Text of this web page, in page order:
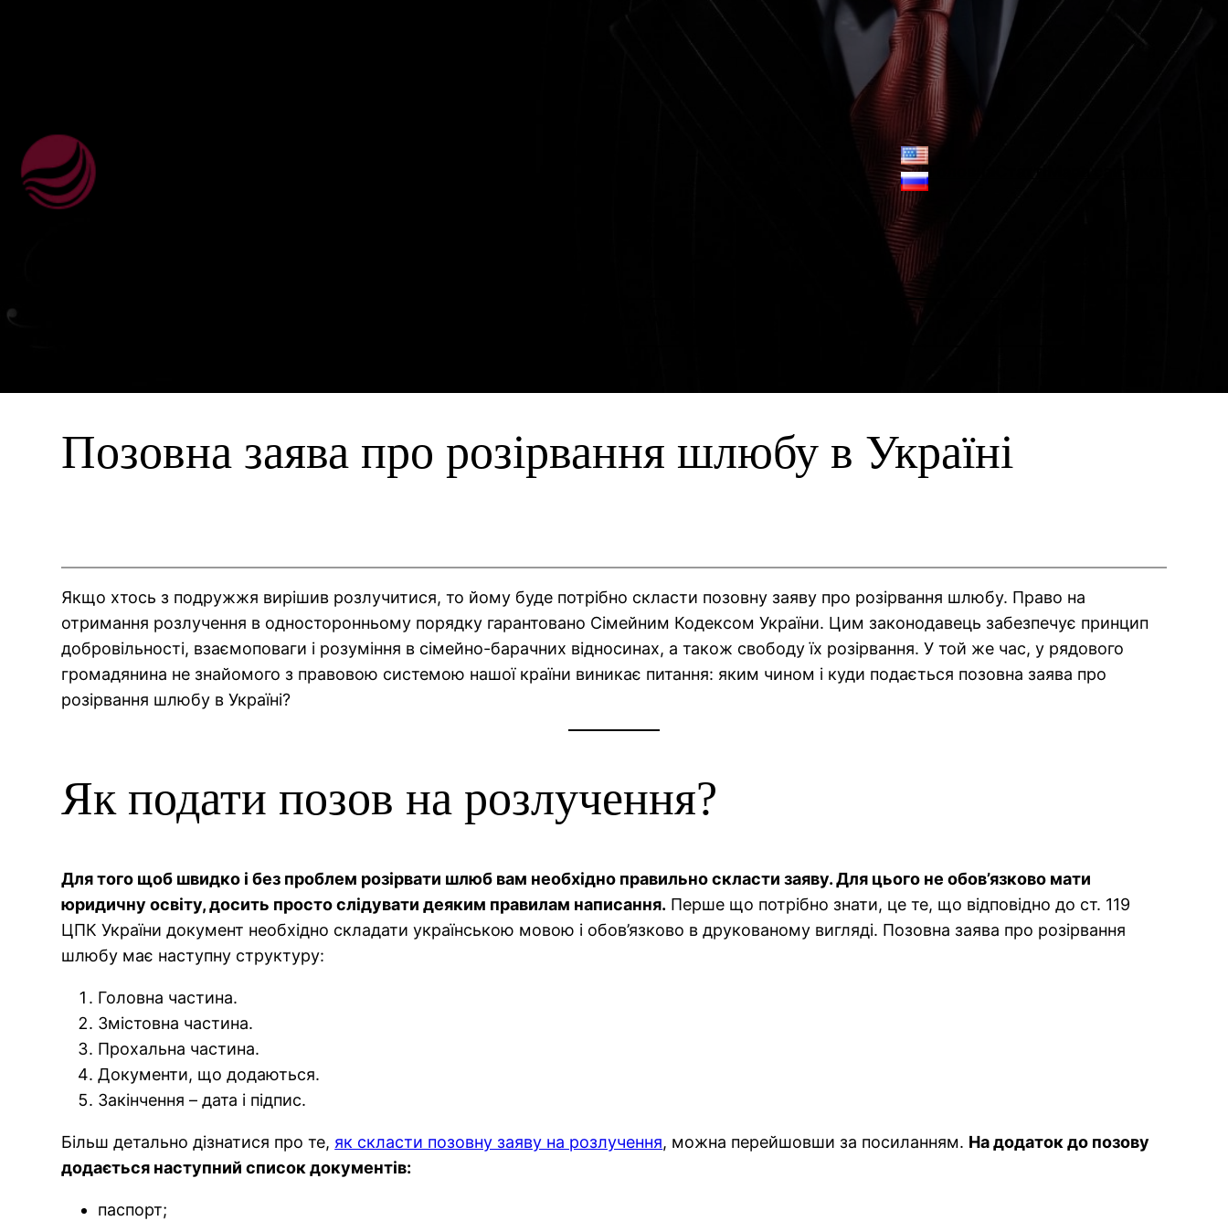
Головна
Позовна заява про розірвання шлюбу в Україні
Якщо хтось з подружжя вирішив розлучитися, то йому буде потрібно скласти позовну заяву про розірвання шлюбу. Право на
отримання розлучення в односторонньому порядку гарантовано Сімейним Кодексом України. Цим законодавець забезпечує принцип
добровільності, взаємоповаги і розуміння в сімейно-барачних відносинах, а також свободу їх розірвання. У той же час, у рядового
громадянина не знайомого з правовою системою нашої країни виникає питання: яким чином і куди подається позовна заява про
розірвання шлюбу в Україні?
Як подати позов на розлучення?
Для того щоб швидко і без проблем розірвати шлюб вам необхідно правильно скласти заяву. Для цього не обов’язково мати
юридичну освіту, досить просто слідувати деяким правилам написання. Перше що потрібно знати, це те, що відповідно до ст. 119
ЦПК України документ необхідно складати українською мовою і обов’язково в друкованому вигляді. Позовна заява про розірвання
шлюбу має наступну структуру:
Головна частина.
Змістовна частина.
Прохальна частина.
Документи, що додаються.
Закінчення – дата і підпис.
Більш детально дізнатися про те, як скласти позовну заяву на розлучення, можна перейшовши за посиланням. На додаток до позову
додається наступний список документів:
паспорт;